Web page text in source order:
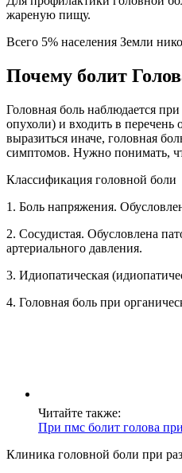
жареную пищу.
Всего 5% населения Земли
Почему болит
Головная боль наблюдается
опухоли) и входить в
выразиться иначе, головная
симптомов. Нужно понимать,
Классификация головной боли
1. Боль напряжения.
2. Сосудистая. Обусловлена
артериального давления.
3. Идиопатическая
4. Головная боль при
Читайте также:
При пмс болит голова
Клиника головной боли при